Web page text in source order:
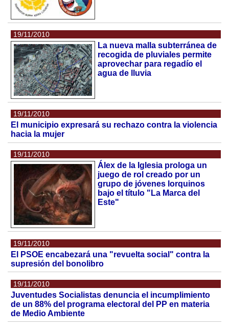
19/11/2010
La nueva malla subterránea de
recogida de pluviales permite
aprovechar para regadío el
agua de lluvia
19/11/2010
El municipio expresará su rechazo contra la violencia
hacia la mujer
19/11/2010
Álex de la Iglesia prologa un
juego de rol creado por un
grupo de jóvenes lorquinos
bajo el título "La Marca del
Este"
19/11/2010
El PSOE encabezará una "revuelta social" contra la
supresión del bonolibro
19/11/2010
Juventudes Socialistas denuncia el incumplimiento
de un 88% del programa electoral del PP en materia
de Medio Ambiente